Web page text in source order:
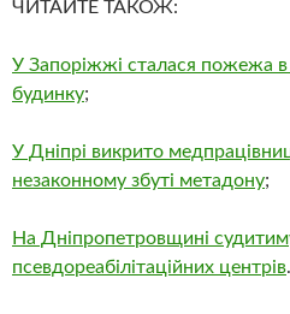
ЧИТАЙТЕ ТАКОЖ:
У Запоріжжі сталася пожежа в
будинку;
У Дніпрі викрито
незаконному збуті метадону;
На Дніпропетровщині
псевдореабілітаційних центрів.